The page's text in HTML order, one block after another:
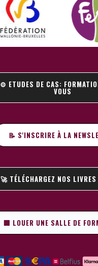
⚙️ ETUDES DE CAS:
VOUS
📝 S'INSCRIRE À LA
🚀 TÉLÉCHARGEZ NOS
🏢 LOUER UNE SALLE DE